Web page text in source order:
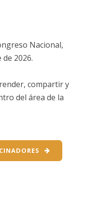
Nacional,
2026.
compartir y
del área de la